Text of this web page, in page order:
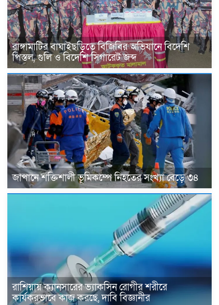
রাঙ্গামাটির বাঘাইছড়িতে বিজিবির অভিযানে বিদেশি
পিস্তল, গুলি ও বিদেশি সিগারেট জব্দ
জাপানে শক্তিশালী ভূমিকম্পে নিহতের সংখ্যা বেড়ে ৩৪
রাশিয়ায় ক্যানসারের ভ্যাকসিন রোগীর শরীরে
কার্যকরভাবে কাজ করছে, দাবি বিজ্ঞানীর